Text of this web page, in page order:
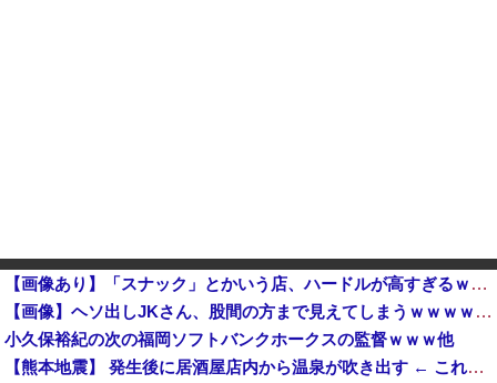
【画像あり】「スナック」とかいう店、ハードルが高すぎるｗｗｗｗｗｗｗ
【画像】ヘソ出しJKさん、股間の方まで見えてしまうｗｗｗｗｗｗｗｗｗ
小久保裕紀の次の福岡ソフトバンクホークスの監督ｗｗｗ他
【熊本地震】 発生後に居酒屋店内から温泉が吹き出す ← これ前触れじゃね？